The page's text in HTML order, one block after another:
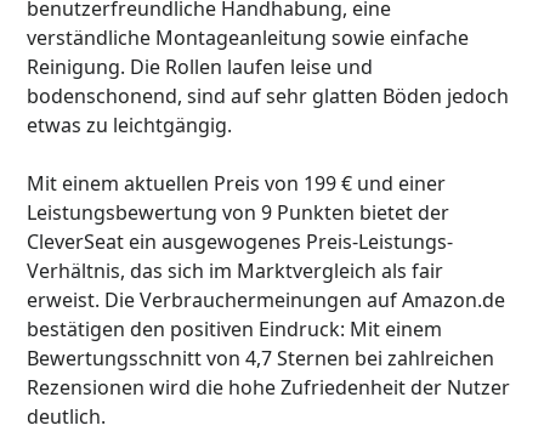
benutzerfreundliche Handhabung, eine
verständliche Montageanleitung sowie einfache
Reinigung. Die Rollen laufen leise und
bodenschonend, sind auf sehr glatten Böden jedoch
etwas zu leichtgängig.
Mit einem aktuellen Preis von 199 € und einer
Leistungsbewertung von 9 Punkten bietet der
CleverSeat ein ausgewogenes Preis-Leistungs-
Verhältnis, das sich im Marktvergleich als fair
erweist. Die Verbrauchermeinungen auf Amazon.de
bestätigen den positiven Eindruck: Mit einem
Bewertungsschnitt von 4,7 Sternen bei zahlreichen
Rezensionen wird die hohe Zufriedenheit der Nutzer
deutlich.